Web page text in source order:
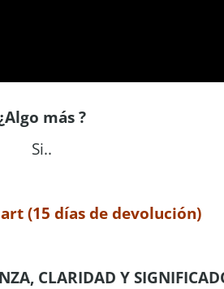
más ?
Si..
(15 días de devolución)
CLARIDAD Y